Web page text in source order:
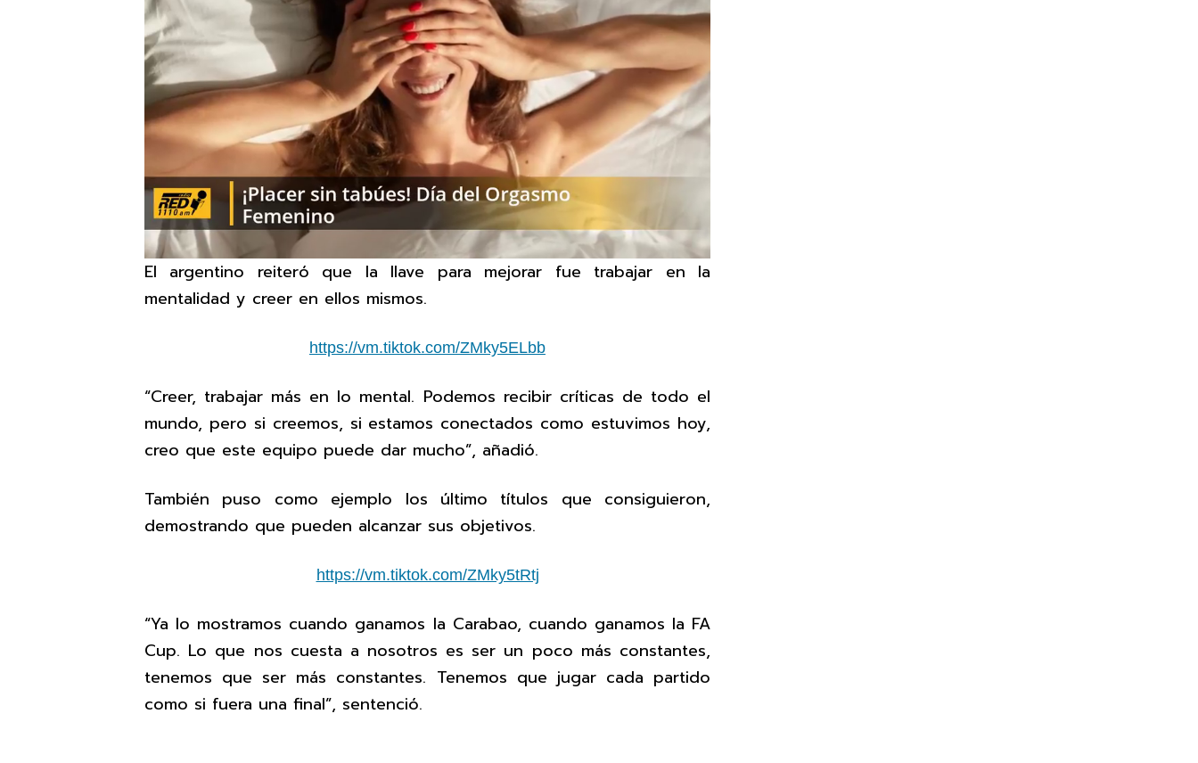
El argentino reiteró que la llave para mejorar fue trabajar en la
mentalidad y creer en ellos mismos.
https://vm.tiktok.com/ZMky5ELbb
“Creer, trabajar más en lo mental. Podemos recibir críticas de todo el
mundo, pero si creemos, si estamos conectados como estuvimos hoy,
creo que este equipo puede dar mucho”, añadió.
También puso como ejemplo los último títulos que consiguieron,
demostrando que pueden alcanzar sus objetivos.
https://vm.tiktok.com/ZMky5tRtj
“Ya lo mostramos cuando ganamos la Carabao, cuando ganamos la FA
Cup. Lo que nos cuesta a nosotros es ser un poco más constantes,
tenemos que ser más constantes. Tenemos que jugar cada partido
como si fuera una final”, sentenció.